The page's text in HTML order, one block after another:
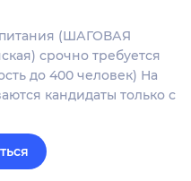
питания (ШАГОВАЯ
срочно требуется
до 400 человек) На
кандидаты только с